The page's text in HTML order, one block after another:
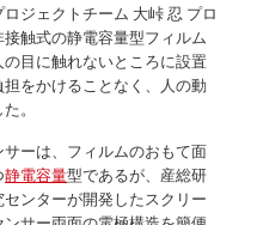
ジェクトチーム 大峠 忍 プロ
触式の静電容量型フィルム
目に触れないところに設置
をかけることなく、人の動
。
ーは、フィルムのおもて面
静電容量型であるが、産総研
ンターが開発したスクリー